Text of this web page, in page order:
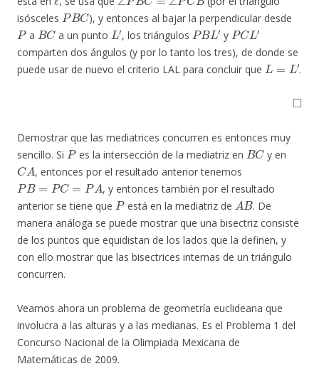
isósceles
PBC
), y entonces al bajar la perpendicular desde
P
a
BC
a un punto
L′
, los triángulos
PBL′
y
PCL′
comparten dos ángulos (y por lo tanto los tres), de donde se
puede usar de nuevo el criterio LAL para concluir que
L=L
.
◻
Demostrar que las mediatrices concurren es entonces muy
sencillo. Si
P
es la intersección de la mediatriz en
BC
y en
CA
, entonces por el resultado anterior tenemos
PB= PC=PA
, y entonces también por el resultado
anterior se tiene que
P
está en la mediatriz de
AB
. De
manera análoga se puede mostrar que una bisectriz consiste
de los puntos que equidistan de los lados que la definen, y
con ello mostrar que las bisectrices internas de un triángulo
concurren.
Veamos ahora un problema de geometría euclideana que
involucra a las alturas y a las medianas. Es el Problema 1 del
Concurso Nacional de la Olimpiada Mexicana de
Matemáticas de 2009.